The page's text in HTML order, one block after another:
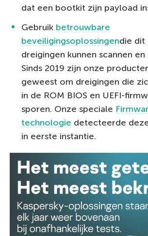
dat een bootkit zijn payload
Gebruik betrouwbare
beveiligingsoplossingendie dit
dreigingen kunnen scannen
Sinds 2019 zijn onze
geweest om dreigingen die
in de ROM BIOS en UEFI-
sporen. Onze speciale
technologie detecteerde
in eerste instantie.